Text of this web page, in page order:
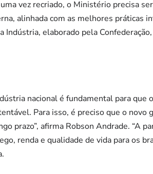
vez recriado, o Ministério precisa
alinhada com as melhores práticas
Indústria, elaborado pela
nacional é fundamental para
Para isso, é preciso que o novo
prazo”, afirma Robson Andrade. “A
renda e qualidade de vida para os